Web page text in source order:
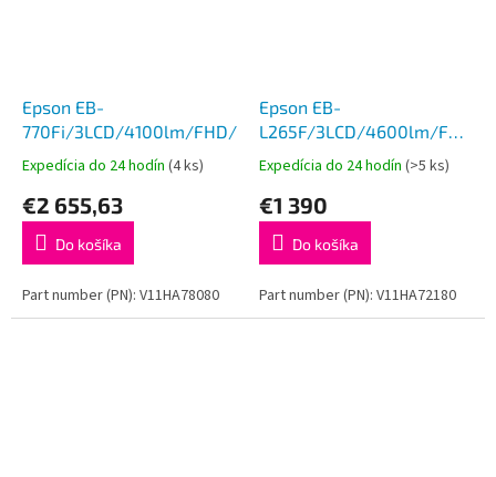
Epson EB-
770Fi/3LCD/4100lm/FHD/HDMI/LAN/WiFi
Expedícia do 24 hodín (4 ks)
€2 655,63
Do košíka
Part number (PN): V11HA78080
Epson EB-
L265F/3LCD/4600lm/FHD/
HDMI/LAN/WiFi
Expedícia do 24 hodín (>5 ks)
€1 390
Do košíka
Part number (PN): V11HA72180